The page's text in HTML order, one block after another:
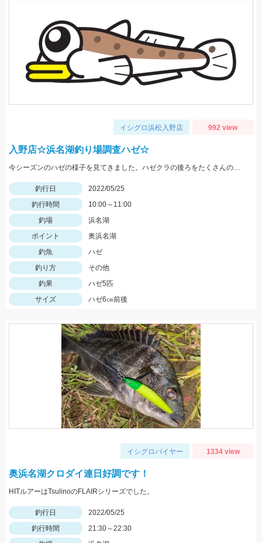
イシグロ浜松入野店 992 view
入野店☆浜名湖釣り場調査ハゼ☆
今シーズンのハゼの様子を見てきました。ハゼクラの後ろをたくさんのハゼが付いてきたので今後楽しみですよ♪今後もちょくちょく様子見てきますね。
釣行日
2022/05/25
釣行時間
10:00～11:00
釣場
浜名湖
ポイント
奥浜名湖
釣魚
ハゼ
釣り方
その他
釣果
ハゼ5匹
サイズ
ハゼ6㎝前後
イシグロバイヤー 1334 view
奥浜名湖クロダイ連日好調です！
HITルアーはTsulinoのFLAIRシリーズでした。
釣行日
2022/05/25
釣行時間
21:30～22:30